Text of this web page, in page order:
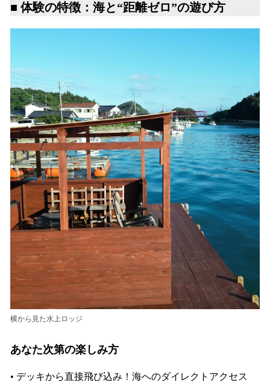
■ 体験の特徴：海と“距離ゼロ”の遊び方
横から見た水上ロッジ
あなた次第の楽しみ方
• デッキから直接飛び込み！海へのダイレクトアクセス